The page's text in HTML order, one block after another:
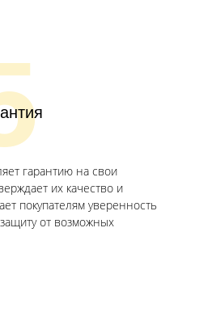
гарантию на свои
их качество и
покупателям уверенность
от возможных